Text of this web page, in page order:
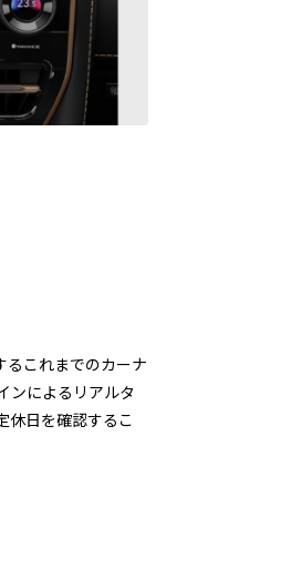
るこれまでのカーナ
ンによるリアルタ
休日を確認するこ